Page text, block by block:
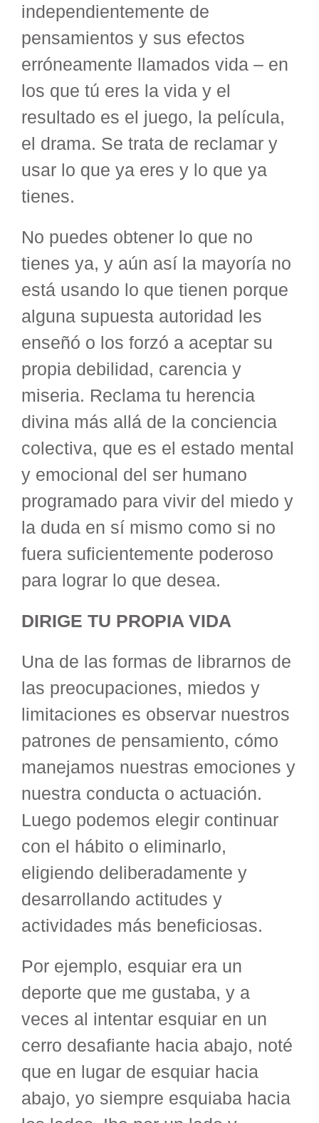
independientemente de
pensamientos y sus efectos
erróneamente llamados vida – en
los que tú eres la vida y el
resultado es el juego, la película,
el drama. Se trata de reclamar y
usar lo que ya eres y lo que ya
tienes.
No puedes obtener lo que no
tienes ya, y aún así la mayoría no
está usando lo que tienen porque
alguna supuesta autoridad les
enseñó o los forzó a aceptar su
propia debilidad, carencia y
miseria. Reclama tu herencia
divina más allá de la conciencia
colectiva, que es el estado mental
y emocional del ser humano
programado para vivir del miedo y
la duda en sí mismo como si no
fuera suficientemente poderoso
para lograr lo que desea.
DIRIGE TU PROPIA VIDA
Una de las formas de librarnos de
las preocupaciones, miedos y
limitaciones es observar nuestros
patrones de pensamiento, cómo
manejamos nuestras emociones y
nuestra conducta o actuación.
Luego podemos elegir continuar
con el hábito o eliminarlo,
eligiendo deliberadamente y
desarrollando actitudes y
actividades más beneficiosas.
Por ejemplo, esquiar era un
deporte que me gustaba, y a
veces al intentar esquiar en un
cerro desafiante hacia abajo, noté
que en lugar de esquiar hacia
abajo, yo siempre esquiaba hacia